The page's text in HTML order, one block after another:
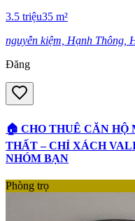
3.5 triệu35 m²
nguyễn kiệm, Hạnh Thông,
Đăng
🏠 CHO THUÊ CĂN HỘ
THẤT – CHỈ XÁCH
NHÓM BẠN
Phòng trọ